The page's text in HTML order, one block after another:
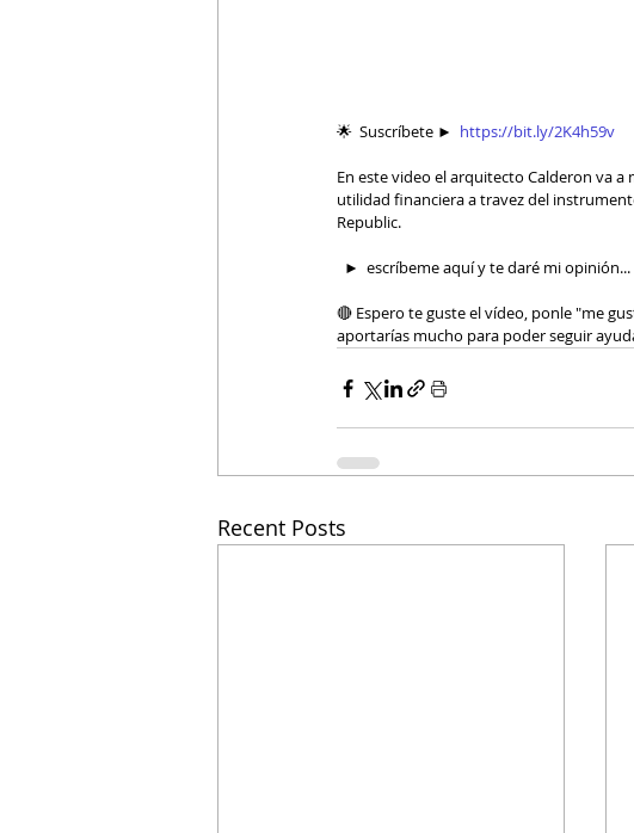
🌟  Suscríbete ► https://bit.ly/2K4h59v
En este video el arquitecto Calderon va
utilidad financiera a travez del
Republic.
  ►  escríbeme aquí y te daré mi opinión...
🔴 Espero te guste el vídeo, ponle "me
aportarías mucho para poder seguir
Recent Posts